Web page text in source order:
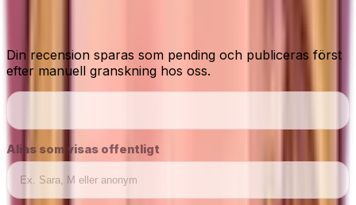
Din recension sparas som pending och publiceras först
efter manuell granskning hos oss.
Alias som visas offentligt